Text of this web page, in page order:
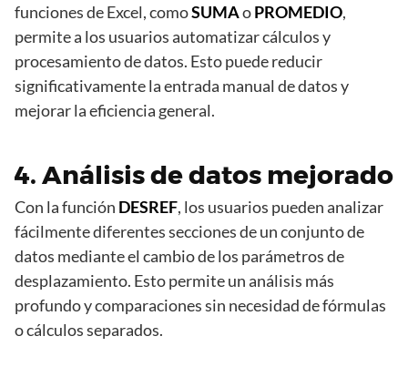
funciones de Excel, comoSUMAoPROMEDIO,
permite a los usuarios automatizar cálculos y
procesamiento de datos. Esto puede reducir
significativamente la entrada manual de datos y
mejorar la eficiencia general.
4. Análisis de datos mejorado
Con la función DESREF, los usuarios pueden analizar
fácilmente diferentes secciones de un conjunto de
datos mediante el cambio de los parámetros de
desplazamiento. Esto permite un análisis más
profundo y comparaciones sin necesidad de fórmulas
o cálculos separados.